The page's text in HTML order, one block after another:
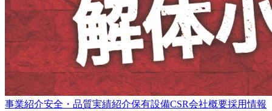
事業紹介安全・品質実績紹介保有設備CSR会社概要採用情報